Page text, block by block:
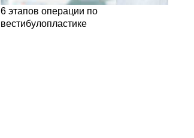
6 этапов операции по
вестибулопластике